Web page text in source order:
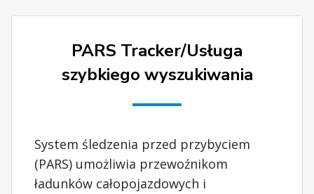
PARS Tracker/Usługa
szybkiego wyszukiwania
System śledzenia przed przybyciem
(PARS) umożliwia przewoźnikom
ładunków całopojazdowych i